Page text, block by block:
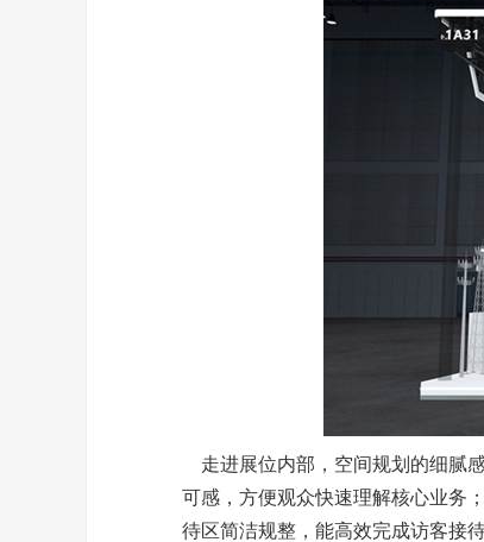
走进展位内部，空间规划的细腻
可感，方便观众快速理解核心业务
待区简洁规整，能高效完成访客接